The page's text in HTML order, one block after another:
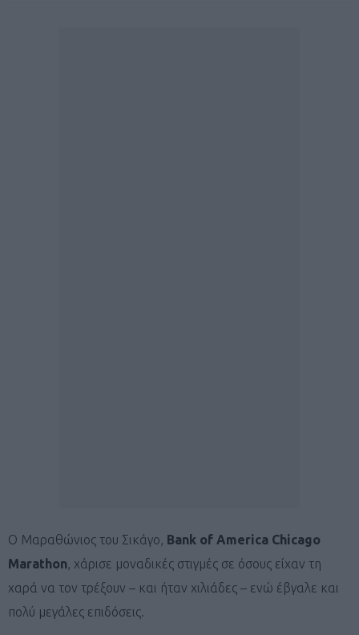
Ο Μαραθώνιος του Σικάγο, Bank of America Chicago
Marathon, χάρισε μοναδικές στιγμές σε όσους είχαν τη
χαρά να τον τρέξουν – και ήταν χιλιάδες – ενώ έβγαλε και
πολύ μεγάλες επιδόσεις.